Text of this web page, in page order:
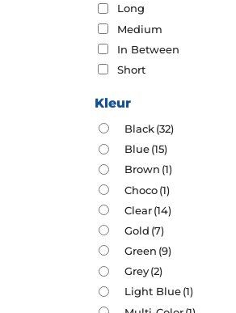
Long
Medium
In Between
Short
Kleur
Black(32)
Blue(15)
Brown (1)
Choco(1)
Clear(14)
Gold (7)
Green (9)
Grey(2)
Light Blue(1)